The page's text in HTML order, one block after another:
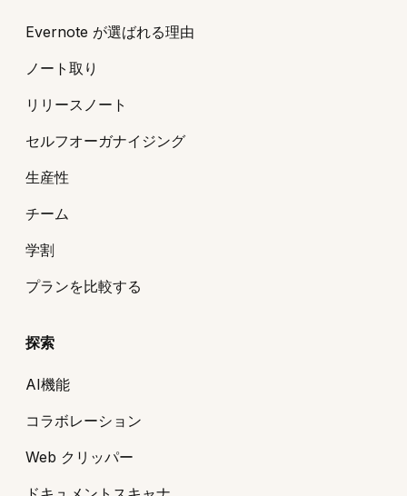
Evernote が選ばれる理由
ノート取り
リリースノート
セルフオーガナイジング
生産性
チーム
学割
プランを比較する
探索
AI機能
コラボレーション
Web クリッパー